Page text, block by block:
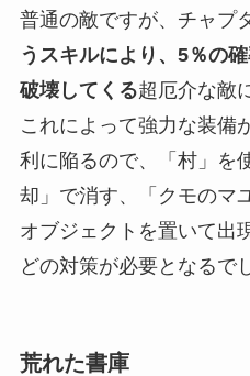
普通の敵ですが、チャプ
うスキルにより、5％の
破壊してくる超厄介な敵
これによって強力な装備
利に陥るので、「村」を
却」で消す、「クモのマ
オブジェクトを置いて出
どの対策が必要となるで
荒れた書庫